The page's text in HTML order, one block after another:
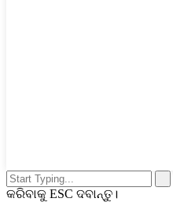
କରିବାକୁ ESC ଦବାନ୍ତୁ।